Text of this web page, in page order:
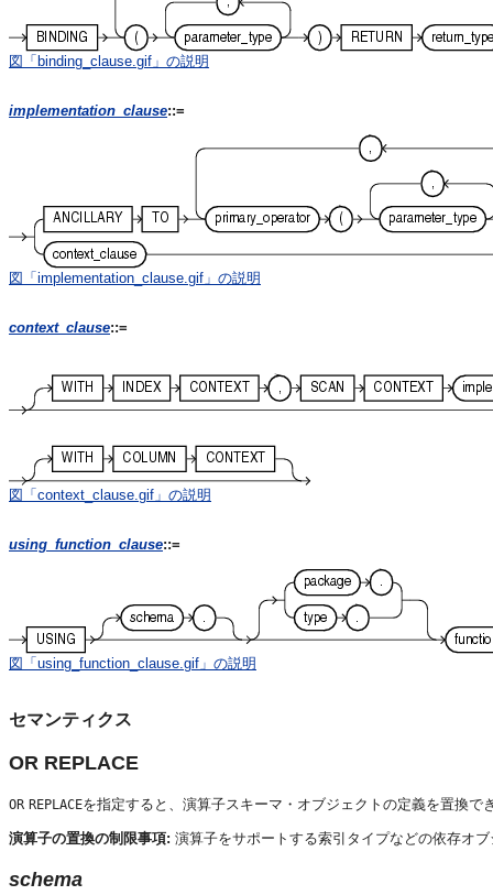
図「binding_clause.gif」の説明
implementation_clause::=
図「implementation_clause.gif」の説明
context_clause::=
図「context_clause.gif」の説明
using_function_clause::=
図「using_function_clause.gif」の説明
セマンティクス
OR REPLACE
OR REPLACEを指定すると、演算子スキーマ・オブジェクトの定義を置換で
演算子の置換の制限事項: 演算子をサポートする索引タイプなどの依存オ
schema